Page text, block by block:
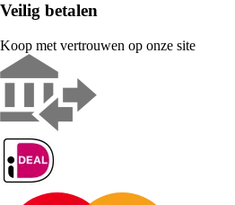
Veilig betalen
Koop met vertrouwen op onze site